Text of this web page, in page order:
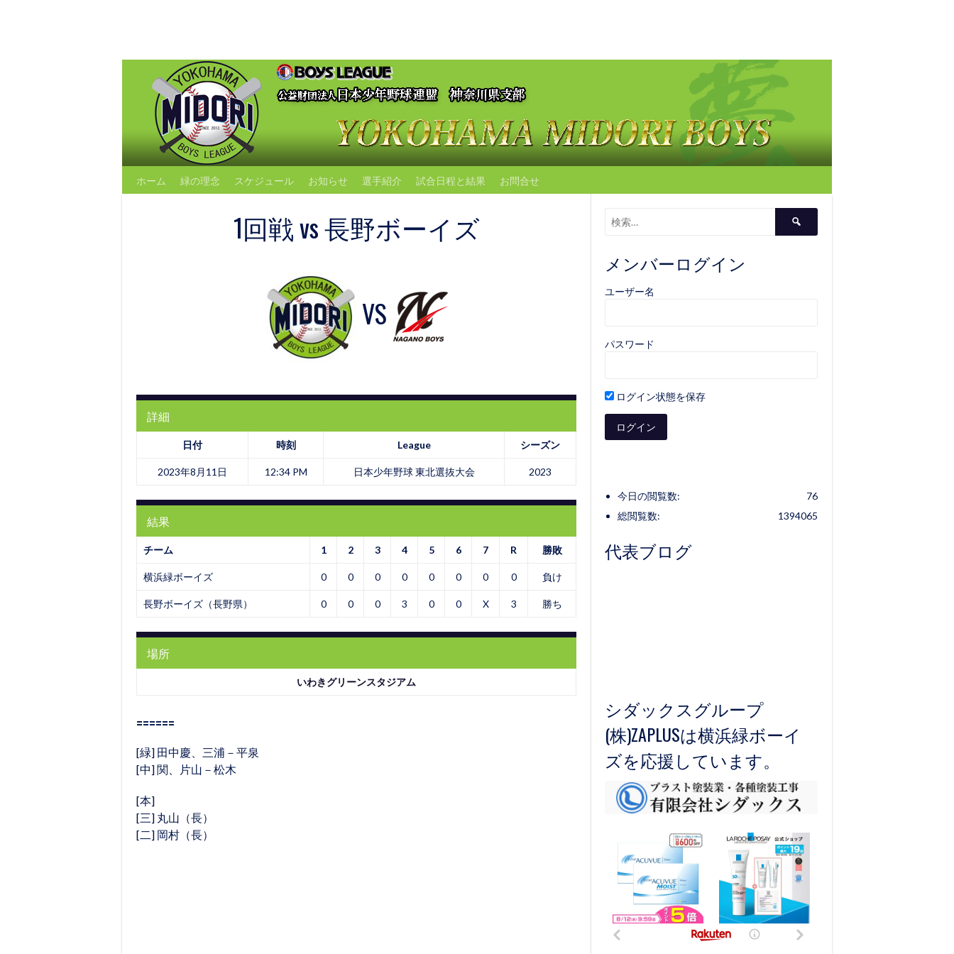
ホーム 緑の理念 スケジュール お知らせ 選手紹介 試合日程と結果 お問合せ
1回戦 vs 長野ボーイズ
VS
詳細
日付 時刻 League シーズン
2023年8月11日 12:34 PM 日本少年野球 東北選抜大会 2023
結果
チーム 1 2 3 4 5 6 7 R 勝敗
横浜緑ボーイズ 0 0 0 0 0 0 0 0 負け
長野ボーイズ（長野県） 0 0 0 3 0 0 X 3 勝ち
場所
いわきグリーンスタジアム
======
[緑] 田中慶、三浦－平泉
[中] 関、片山－松木
[本]
[三] 丸山（長）
[二] 岡村（長）
メンバーログイン
ユーザー名
パスワード
ログイン状態を保存
76
今日の閲覧数:
1394065
総閲覧数:
代表ブログ
シダックスグループ
(株)ZAPLUSは横浜緑ボーイ
ズを応援しています。